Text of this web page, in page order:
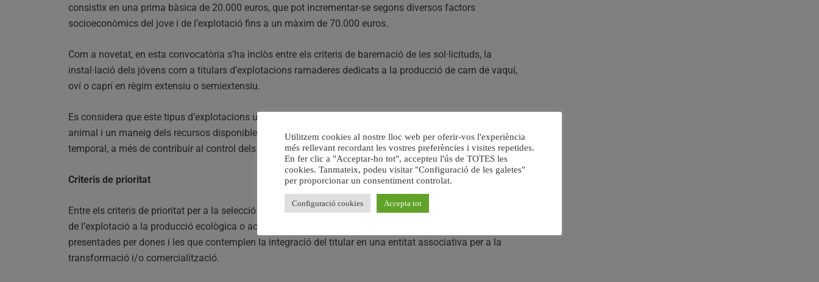
consistix en una prima bàsica de 20.000 euros, que pot incrementar-se segons diversos factors
socioeconòmics del jove i de l’explotació fins a un màxim de 70.000 euros.
Com a novetat, en esta convocatòria s’ha inclòs entre els criteris de baremació de les sol·licituds, la
instal·lació dels jóvens com a titulars d’explotacions ramaderes dedicats a la producció de carn de vaquí,
oví o caprí en règim extensiu o semiextensiu.
Es considera que este tipus d’explotacions unix la generació de productes de qualitat, un major benestar
animal i un maneig dels recursos disponibles en cada zona ajustat a la seua disponibilitat espacial i
temporal, a més de contribuir al control dels incendis forestals i la qualitat del sòl.
Criteris de prioritat
Entre els criteris de prioritat per a la selecció dels projectes aprovats s’ha tingut en compte la dedicació
de l’explotació a la producció ecològica o acollida a figures de qualitat diferenciada, les sol·licituds
presentades per dones i les que contemplen la integració del titular en una entitat associativa per a la
transformació i/o comercialització.
Utilitzem cookies al nostre lloc web per oferir-vos l'experiència
més rellevant recordant les vostres preferències i visites repetides.
En fer clic a "Acceptar-ho tot", accepteu l'ús de TOTES les
cookies. Tanmateix, podeu visitar "Configuració de les galetes"
per proporcionar un consentiment controlat.
Configuració cookies Accepta tot